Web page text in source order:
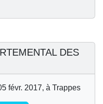
DES
févr. 2017, à Trappes